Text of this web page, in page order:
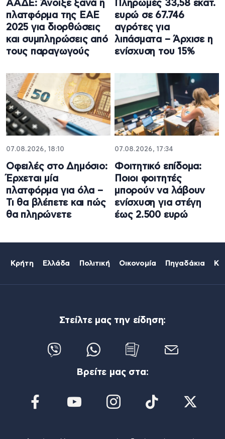
ΑΑΔΕ: Άνοιξε ξανά η
πλατφόρμα της ΕΑΕ
2025 για διορθώσεις
και συμπληρώσεις από
τους παραγωγούς
Πληρωμές 33,58 εκατ.
ευρώ σε 67.746
αγρότες για
λιπάσματα – Άρχισε η
ενίσχυση του 15%
07.08.2026, 18:10
Οφειλές στο Δημόσιο:
Έρχεται μία
πλατφόρμα για όλα –
Τι θα βλέπετε και πώς
θα πληρώνετε
07.08.2026, 17:34
Φοιτητικό επίδομα:
Ποιοι φοιτητές
μπορούν να λάβουν
ενίσχυση για στέγη
έως 2.500 ευρώ
Κρήτη Ελλάδα Πολιτική Οικονομία Πηγαδάκια
Στείλτε μας την είδηση:
Βρείτε μας στα: